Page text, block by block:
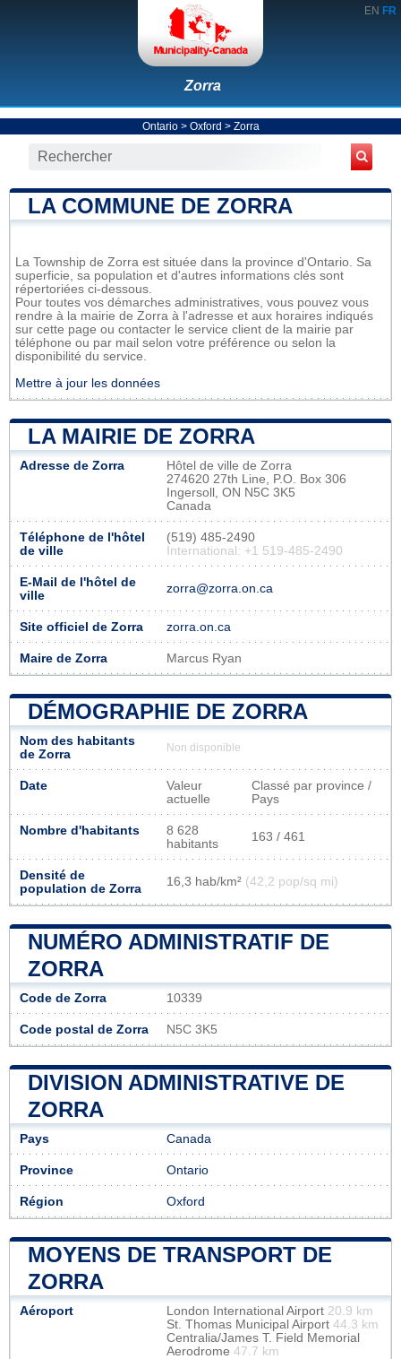
EN FR
Zorra
Ontario> Oxford > Zorra
LA COMMUNE DE ZORRA
La Township de Zorra est située dans la province d'Ontario. Sa
superficie, sa population et d'autres informations clés sont
répertoriées ci-dessous.
Pour toutes vos démarches administratives, vous pouvez vous
rendre à la mairie de Zorra à l'adresse et aux horaires indiqués
sur cette page ou contacter le service client de la mairie par
téléphone ou par mail selon votre préférence ou selon la
disponibilité du service.
Mettre à jour les données
LA MAIRIE DE ZORRA
Adresse de Zorra
Hôtel de ville de Zorra
274620 27th Line, P.O. Box 306
Ingersoll, ON N5C 3K5
Canada
Téléphone de l'hôtel
de ville
(519) 485-2490
International: +1 519-485-2490
E-Mail de l'hôtel de
ville
zorra@zorra.on.ca
Site officiel de Zorra zorra.on.ca
Maire de Zorra Marcus Ryan
DÉMOGRAPHIE DE ZORRA
Nom des habitants
de Zorra
Non disponible
Date
Valeur
actuelle
Classé par province /
Pays
Nombre d'habitants
8 628
habitants
163 / 461
Densité de
population de Zorra
16,3 hab/km² (42,2 pop/sq mi)
NUMÉRO ADMINISTRATIF DE
ZORRA
Code de Zorra 10339
Code postal de Zorra N5C 3K5
DIVISION ADMINISTRATIVE DE
ZORRA
Pays Canada
Province Ontario
Région Oxford
MOYENS DE TRANSPORT DE
ZORRA
Aéroport London International Airport 20.9 km
St. Thomas Municipal Airport 44.3 km
Centralia/James T. Field Memorial
Aerodrome 47.7 km